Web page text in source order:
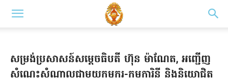
សម្រង់ប្រសាសន៍សម្តេចធិបតី ហ៊ុន ម៉ាណែត, អញ្ជើញ
សំណេះសំណាលជាមួយកម្មករ-កម្មការិនី និងនិយោជិត